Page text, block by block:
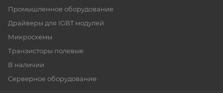
Промышленное оборудование
Драйверы для IGBT модулей
Микросхемы
Транзисторы полевые
В наличии
Серверное оборудование